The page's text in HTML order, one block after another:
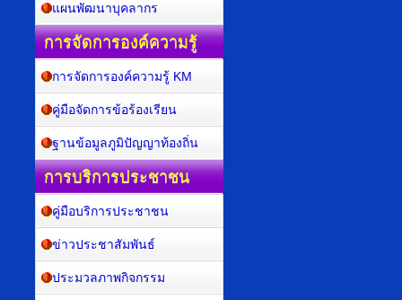
แผนพัฒนาบุคลากร
การจัดการองค์ความรู้
การจัดการองค์ความรู้ KM
คู่มือจัดการข้อร้องเรียน
ฐานข้อมูลภูมิปัญญาท้องถิ่น
การบริการประชาชน
คู่มือบริการประชาชน
ข่าวประชาสัมพันธ์
ประมวลภาพกิจกรรม